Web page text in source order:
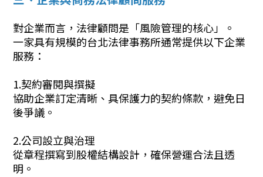
對企業而言，法律顧問是「風險管理的核心」。
一家具有規模的台北法律事務所通常提供以下企業
服務：
1.契約審閱與撰擬
協助企業訂定清晰、具保護力的契約條款，避免日
後爭議。
2.公司設立與治理
從章程撰寫到股權結構設計，確保營運合法且透
明。